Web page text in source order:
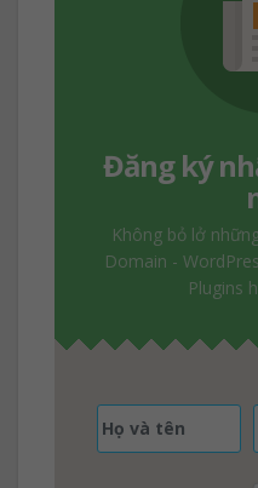
Đăng ký
Không bỏ lở
Domain -
Plugins